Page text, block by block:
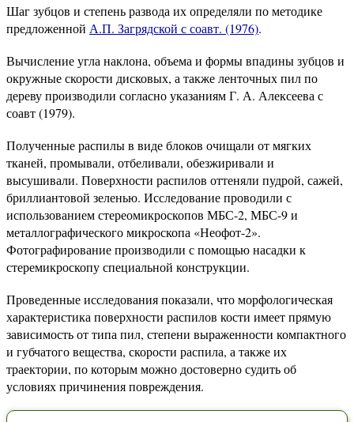
Шаг зубцов и степень развода их определяли по методике
предложенной А.П. Загрядской с соавт. (1976).
Вычисление угла наклона, объема и формы впадины зубцов и
окружные скорости дисковых, а также ленточных пил по
дереву производили согласно указаниям Г. А. Алексеева с
соавт (1979).
Полученные распилы в виде блоков очищали от мягких
тканей, промывали, отбеливали, обезжиривали и
высушивали. Поверхности распилов оттеняли пудрой, сажей,
бриллиантовой зеленью. Исследование проводили с
использованием стереомикроскопов МБС-2, МБС-9 и
металлографического микроскопа «Неофот-2».
Фотографирование производили с помощью насадки к
стеремикроскопу специальной конструкции.
Проведенные исследования показали, что морфологическая
характеристика поверхности распилов кости имеет прямую
зависимость от типа пил, степени выраженности компактного
и губчатого вещества, скорости распила, а также их
траектории, по которым можно достоверно судить об
условиях причинения повреждения.